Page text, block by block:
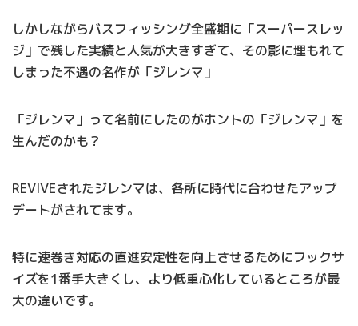
しかしながらバスフィッシング全盛期に「スーパースレッ
ジ」で残した実績と人気が大きすぎて、その影に埋もれて
しまった不遇の名作が「ジレンマ」
「ジレンマ」って名前にしたのがホントの「ジレンマ」を
生んだのかも？
REVIVEされたジレンマは、各所に時代に合わせたアップ
デートがされてます。
特に速巻き対応の直進安定性を向上させるためにフックサ
イズを1番手大きくし、より低重心化しているところが最
大の違いです。